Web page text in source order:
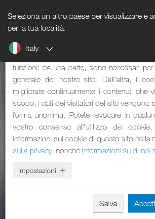
Seleziona un altro paese per visualizzare e
per la tua località.
Italy
Nota sui cookie
Il nostro sito web utilizza dei cookie.
funzioni: da una parte, sono necessari per
generale del nostro sito. Dall’altra, i
migliorare continuamente i contenuti che
scopo, i dati dei visitatori del sito vengono
forma anonima. Potete revocare in
vostro consenso all’utilizzo dei cookie.
informazioni sui cookie di questo sito nella
sulla privacy, nonché informazioni su di noi
Impostazioni
Salva